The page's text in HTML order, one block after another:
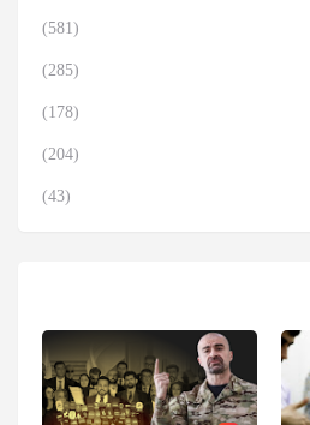
(581)
(285)
(178)
(204)
(43)